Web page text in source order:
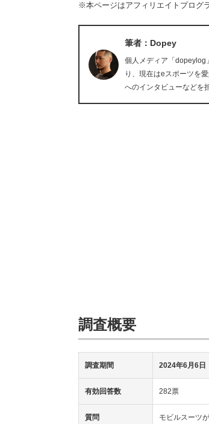
※本ページはアフィリエイトプログ
筆者：Dopey
個人メディア「dopeylog
り、現在はeスポーツを
へのインタビューなどを
調査概要
調査期間 2024年6月6日
有効回答数 282票
質問 モビルスーツ